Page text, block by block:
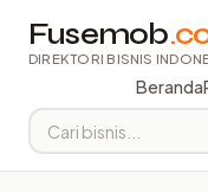
Fusemob
DIREKTORI BISNIS
Beranda